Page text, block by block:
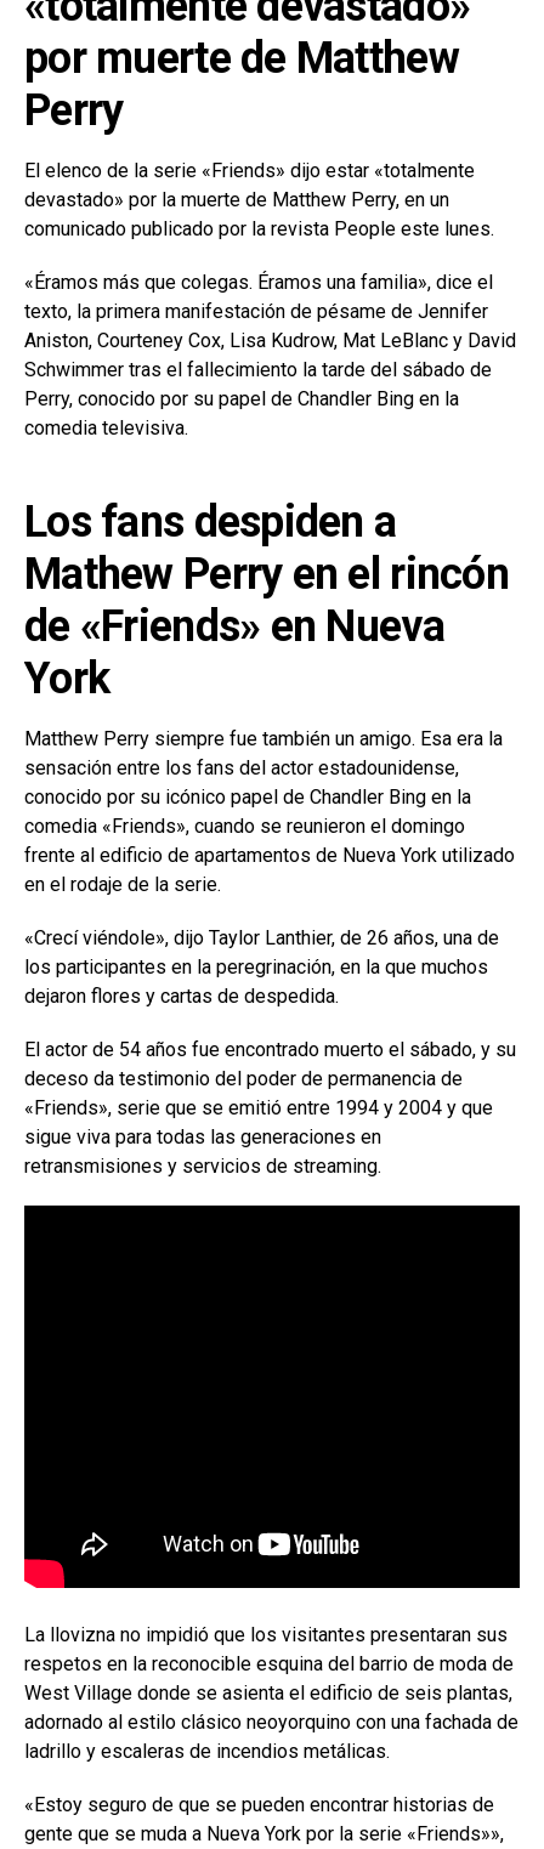
por muerte de Matthew
Perry
El elenco de la serie «Friends» dijo estar «totalmente
devastado» por la muerte de Matthew Perry, en un
comunicado publicado por la revista People este lunes.
«Éramos más que colegas. Éramos una familia», dice el
texto, la primera manifestación de pésame de Jennifer
Aniston, Courteney Cox, Lisa Kudrow, Mat LeBlanc y David
Schwimmer tras el fallecimiento la tarde del sábado de
Perry, conocido por su papel de Chandler Bing en la
comedia televisiva.
Los fans despiden a
Mathew Perry en el rincón
de «Friends» en Nueva
York
Matthew Perry siempre fue también un amigo. Esa era la
sensación entre los fans del actor estadounidense,
conocido por su icónico papel de Chandler Bing en la
comedia «Friends», cuando se reunieron el domingo
frente al edificio de apartamentos de Nueva York utilizado
en el rodaje de la serie.
«Crecí viéndole», dijo Taylor Lanthier, de 26 años, una de
los participantes en la peregrinación, en la que muchos
dejaron flores y cartas de despedida.
El actor de 54 años fue encontrado muerto el sábado, y su
deceso da testimonio del poder de permanencia de
«Friends», serie que se emitió entre 1994 y 2004 y que
sigue viva para todas las generaciones en
retransmisiones y servicios de streaming.
La llovizna no impidió que los visitantes presentaran sus
respetos en la reconocible esquina del barrio de moda de
West Village donde se asienta el edificio de seis plantas,
adornado al estilo clásico neoyorquino con una fachada de
ladrillo y escaleras de incendios metálicas.
«Estoy seguro de que se pueden encontrar historias de
gente que se muda a Nueva York por la serie «Friends»»,